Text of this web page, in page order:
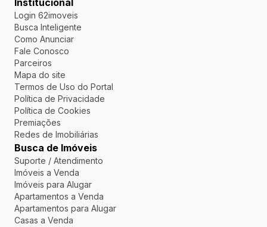
Institucional
Login 62imoveis
Busca Inteligente
Como Anunciar
Fale Conosco
Parceiros
Mapa do site
Termos de Uso do Portal
Política de Privacidade
Política de Cookies
Premiações
Redes de Imobiliárias
Busca de Imóveis
Suporte / Atendimento
Imóveis a Venda
Imóveis para Alugar
Apartamentos a Venda
Apartamentos para Alugar
Casas a Venda